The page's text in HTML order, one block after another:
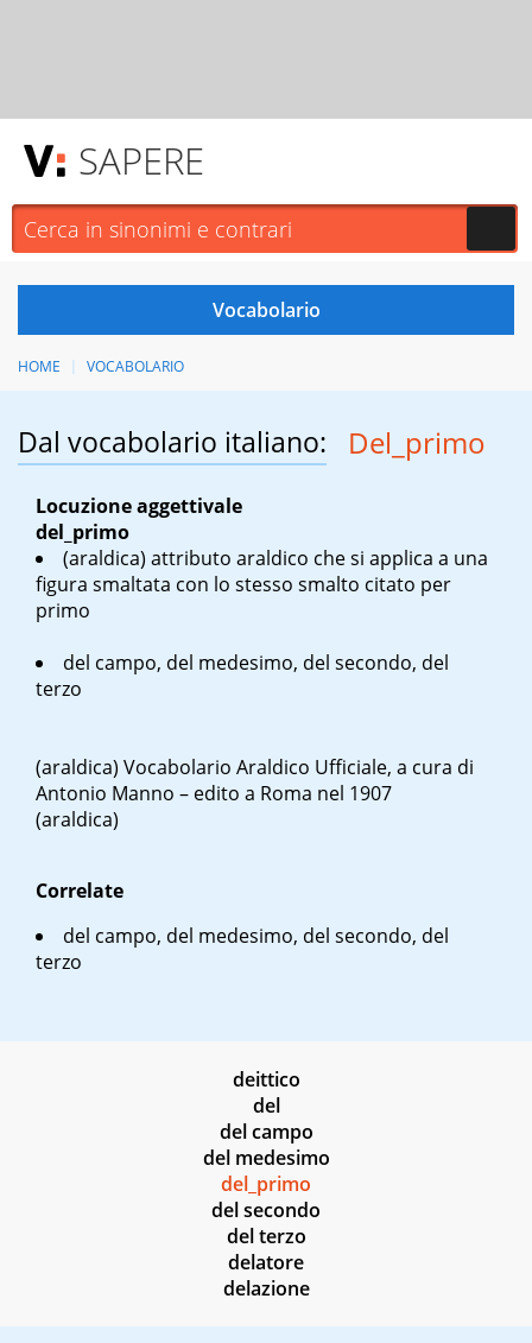
SAPERE
HOME VOCABOLARIO
Dal vocabolario italiano: Del_primo
Locuzione aggettivale
del_primo
(araldica) attributo araldico che si applica a una
figura smaltata con lo stesso smalto citato per
primo
del campo, del medesimo, del secondo, del
terzo
(araldica) Vocabolario Araldico Ufficiale, a cura di
Antonio Manno – edito a Roma nel 1907
(araldica)
Correlate
del campo, del medesimo, del secondo, del
terzo
deittico
del
del campo
del medesimo
del_primo
del secondo
del terzo
delatore
delazione